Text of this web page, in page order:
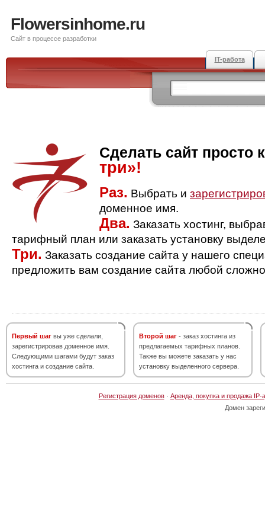
Flowersinhome.ru
Сайт в процессе разработки
IT-работа
Сделать сайт просто
три»!
Раз. Выбрать и
доменное имя.
Два. Заказать хостинг,
тарифный план или заказать установку
Три. Заказать создание сайта у нашего
предложить вам создание сайта любой
Первый шаг вы уже сделали,
зарегистрировав доменное имя.
Следующими шагами будут заказ
хостинга и создание сайта.
Второй шаг - заказ хостинга из
предлагаемых тарифных планов.
Также вы можете заказать у нас
установку выделенного сервера.
Регистрация доменов· Аренда, покупка и продажа IP-
Домен